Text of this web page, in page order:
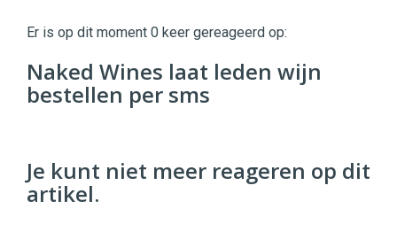
|
Digital
Commerce https://twinklemagazine.nl
9654
Er is op dit moment 0 keer gereageerd op:
Naked Wines laat leden wijn
bestellen per sms
Je kunt niet meer reageren op dit
artikel.